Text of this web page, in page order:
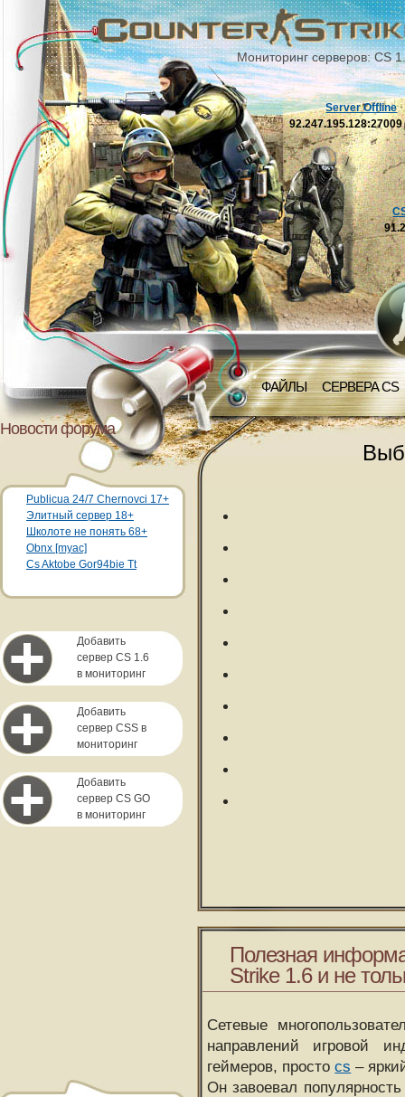
Мониторинг серверов: CS
ФАЙЛЫ СЕРВЕРА CS
Server Offline
92.247.195.128:27009
Новости форума
Publicua 24/7 Chernovci 17+
Элитный сервер 18+
Школоте не понять 68+
Obnx [myac]
Cs Aktobe Gor94bie Tt
Добавить
сервер CS 1.6
в мониторинг
Добавить
сервер CSS в
мониторинг
Добавить
сервер CS GO
в мониторинг
Полезная
Strike 1.6 и не
Сетевые
направлений игровой
геймеров, простоcs –
Он завоевал